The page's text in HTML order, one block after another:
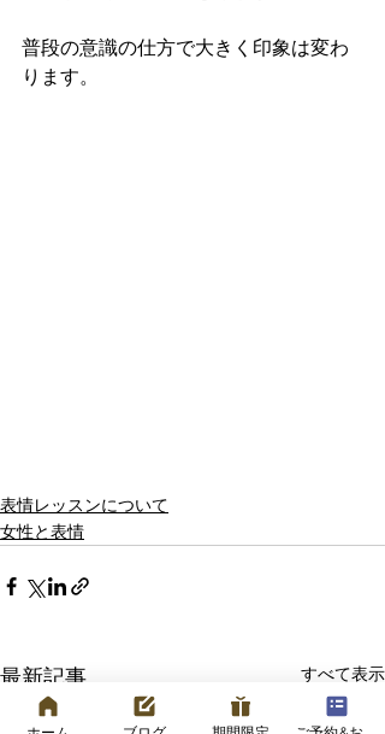
普段の意識の仕方で大きく印象は変わ
ります。
表情レッスンについて
女性と表情
最新記事 すべて表示